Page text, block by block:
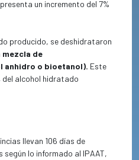
un incremento del 7%
producido, se deshidrataron
mezcla de
anhidro o bioetanol). Este
del alcohol hidratado
llevan 106 días de
lo informado al IPAAT,